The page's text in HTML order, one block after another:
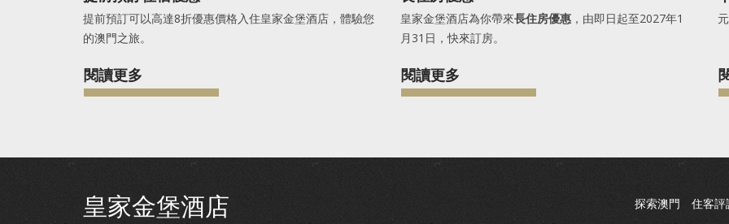
提前預訂可以高達8折優惠價格入住皇家金堡酒店，體驗您
的澳門之旅。
皇家金堡酒店為你帶來長住房優惠 ，由即日起至2027年1
月31日，快來訂房。
閱讀更多 閱讀更多
皇家金堡酒店 探索澳門 住客評